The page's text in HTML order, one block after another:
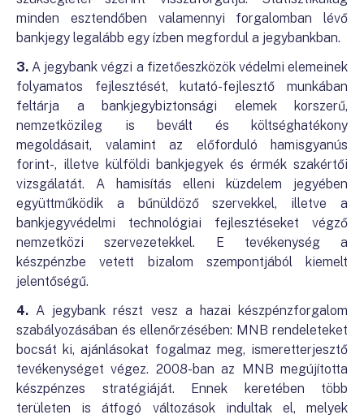
minden esztendőben valamennyi forgalomban lévő
bankjegy legalább egy ízben megfordul a jegybankban.
3.A jegybank végzi a fizetőeszközök védelmi elemeinek
folyamatos fejlesztését, kutató-fejlesztő munkában
feltárja a bankjegybiztonsági elemek korszerű,
nemzetközileg is bevált és költséghatékony
megoldásait, valamint az előforduló hamisgyanús
forint-, illetve külföldi bankjegyek és érmék szakértői
vizsgálatát. A hamisítás elleni küzdelem jegyében
együttműködik a bűnüldöző szervekkel, illetve a
bankjegyvédelmi technológiai fejlesztéseket végző
nemzetközi szervezetekkel. E tevékenység a
készpénzbe vetett bizalom szempontjából kiemelt
jelentőségű.
4.A jegybank részt vesz a hazai készpénzforgalom
szabályozásában és ellenőrzésében: MNB rendeleteket
bocsát ki, ajánlásokat fogalmaz meg, ismeretterjesztő
tevékenységet végez. 2008-ban az MNB megújította
készpénzes stratégiáját. Ennek keretében több
területen is átfogó változások indultak el, melyek